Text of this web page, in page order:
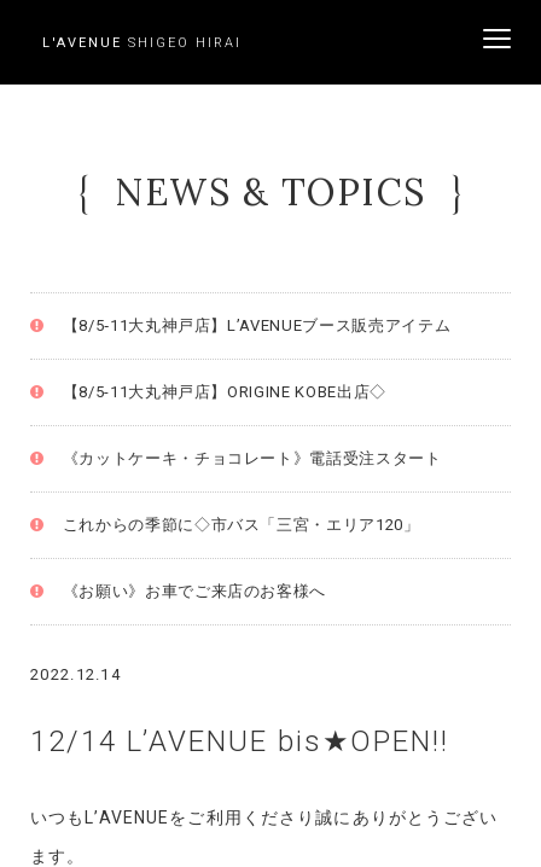
L'AVENUE SHIGEO HIRAI
NEWS & TOPICS
【8/5‐11大丸神戸店】L’AVENUEブース販売アイテム
【8/5-11大丸神戸店】ORIGINE KOBE出店◇
《カットケーキ・チョコレート》電話受注スタート
これからの季節に◇市バス「三宮・エリア120」
《お願い》お車でご来店のお客様へ
2022.12.14
12/14 L’AVENUE bis★OPEN!!
いつもL’AVENUEをご利用くださり誠にありがとうござい
ます。